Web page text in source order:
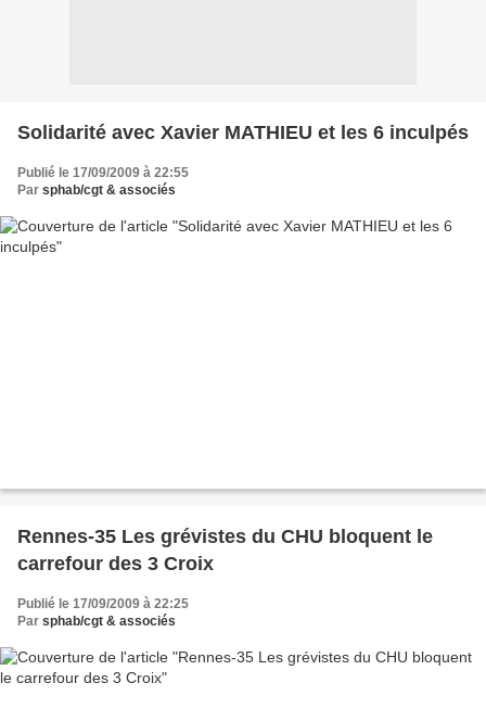
Solidarité avec Xavier MATHIEU et les 6 inculpés
Publié le 17/09/2009 à 22:55
Par sphab/cgt & associés
Rennes-35 Les grévistes du CHU bloquent le
carrefour des 3 Croix
Publié le 17/09/2009 à 22:25
Par sphab/cgt & associés